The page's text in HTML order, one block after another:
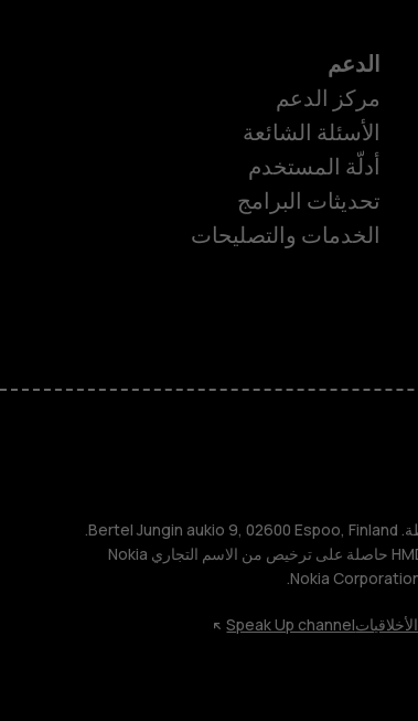
الدعم
مركز الدعم
الأسئلة الشائعة
أدلّة المستخدم
تحديثات البرامج
الخدمات والتصليحات
TM و © 2026 HMD Global. جميع الحقوق محفوظة. Bertel Jungin aukio 9, 02600 Espoo, Finland.
مُعرِّف الشركة: 2724044-2. شركة HMD Global Oy حاصلة على ترخيص من الاسم التجاري Nokia
الأخلاقياتSpeak Up channel